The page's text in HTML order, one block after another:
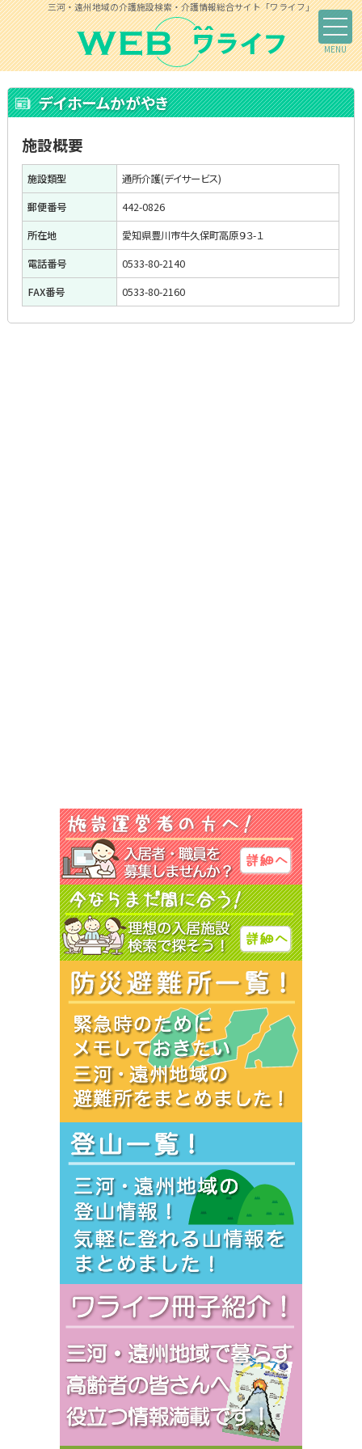
三河・遠州地域の介護施設検索・介護情報総合サイト「ワライフ」
デイホームかがやき
施設概要
施設類型
通所介護(デイサービス)
郵便番号
442-0826
所在地
愛知県豊川市牛久保町高原９３-１
電話番号
0533-80-2140
FAX番号
0533-80-2160